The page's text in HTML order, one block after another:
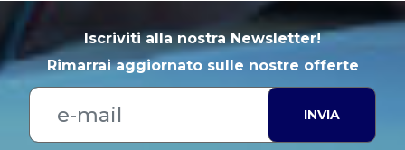
Iscriviti alla nostra Newsletter!
Rimarrai aggiornato sulle nostre offerte
INVIA